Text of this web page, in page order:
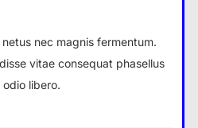
nec magnis fermentum.
vitae consequat phasellus
libero.